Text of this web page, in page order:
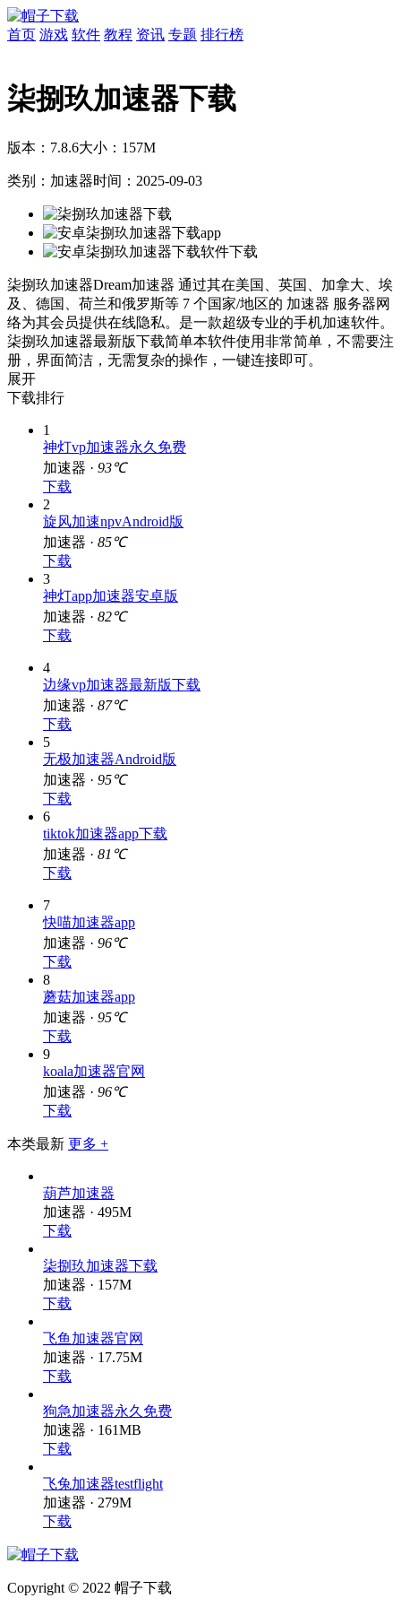
首页 游戏 软件 教程 资讯 专题 排行榜
柒捌玖加速器下载
版本：7.8.6大小：157M
类别：加速器时间：2025-09-03
柒捌玖加速器Dream加速器 通过其在美国、英国、加拿大、埃
及、德国、荷兰和俄罗斯等 7 个国家/地区的 加速器 服务器网
络为其会员提供在线隐私。是一款超级专业的手机加速软件。
柒捌玖加速器最新版下载简单本软件使用非常简单，不需要注
册，界面简洁，无需复杂的操作，一键连接即可。
展开
下载排行
1
神灯vp加速器永久免费
加速器 ·
93℃
下载
2
旋风加速npvAndroid版
加速器 ·
85℃
下载
3
神灯app加速器安卓版
加速器 ·
82℃
下载
4
边缘vp加速器最新版下载
加速器 ·
87℃
下载
5
无极加速器Android版
加速器 ·
95℃
下载
6
tiktok加速器app下载
加速器 ·
81℃
下载
7
快喵加速器app
加速器 ·
96℃
下载
8
蘑菇加速器app
加速器 ·
95℃
下载
9
koala加速器官网
加速器 ·
96℃
下载
本类最新 更多 +
葫芦加速器
加速器 · 495M
下载
柒捌玖加速器下载
加速器 · 157M
下载
飞鱼加速器官网
加速器 · 17.75M
下载
狗急加速器永久免费
加速器 · 161MB
下载
飞兔加速器testflight
加速器 · 279M
下载
Copyright © 2022 帽子下载